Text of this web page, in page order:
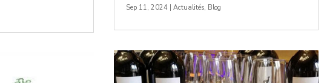
Sep 11, 2024 Actualités, Blog